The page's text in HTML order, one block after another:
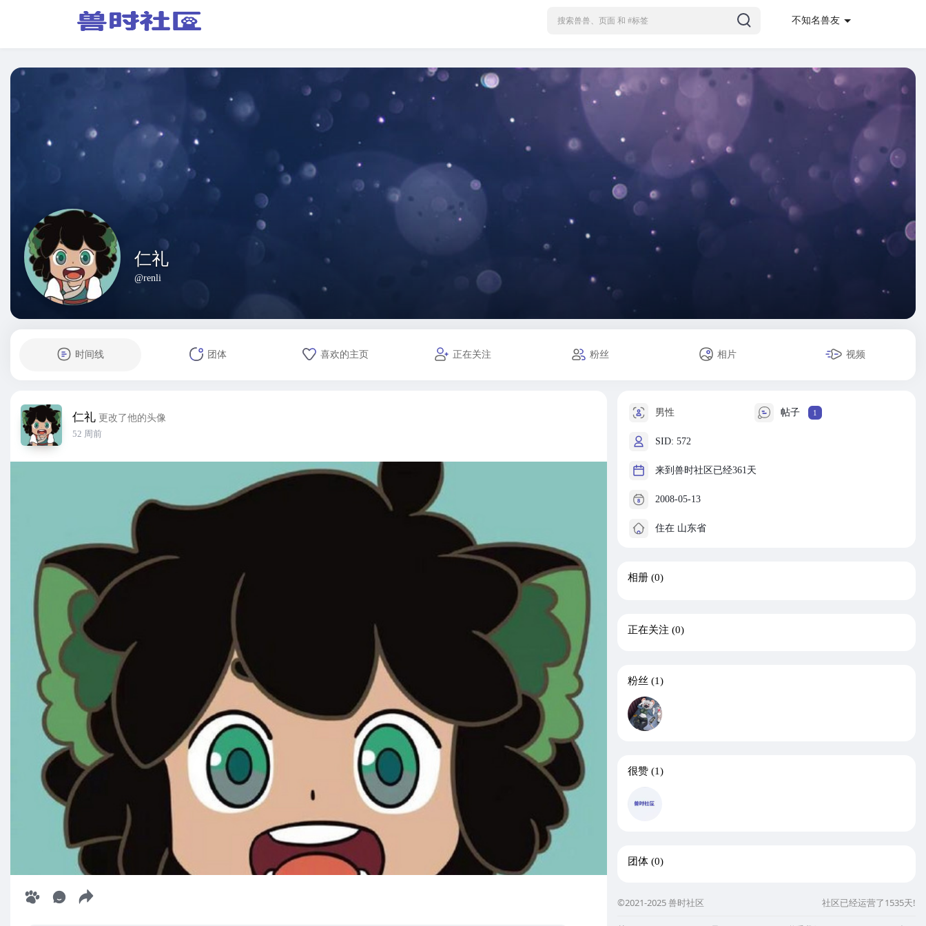
不知名兽友
仁礼
@renli
时间线 团体 喜欢的主页 正在关注 粉丝 相片 视频
仁礼 更改了他的头像
52 周前
男性 帖子 1
SID: 572
来到兽时社区已经361天
2008-05-13
住在 山东省
相册 (0)
正在关注 (0)
粉丝 (1)
很赞 (1)
团体 (0)
©2021-2025 兽时社区 社区已经运营了1535天!